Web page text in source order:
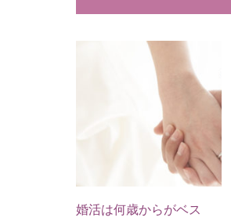
婚活は何歳からがベス